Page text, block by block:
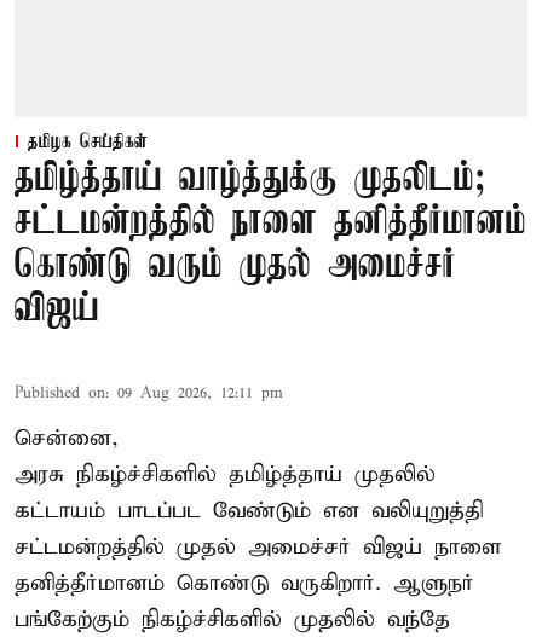
தமிழக செய்திகள்
தமிழ்த்தாய் வாழ்த்துக்கு முதலிடம்;
சட்டமன்றத்தில் நாளை தனித்தீர்மானம்
கொண்டு வரும் முதல் அமைச்சர்
விஜய்
Published on: 09 Aug 2026, 12:11 pm
சென்னை,
அரசு நிகழ்ச்சிகளில் தமிழ்த்தாய் முதலில்
கட்டாயம் பாடப்பட வேண்டும் என வலியுறுத்தி
சட்டமன்றத்தில் முதல் அமைச்சர் விஜய் நாளை
தனித்தீர்மானம் கொண்டு வருகிறார். ஆளுநர்
பங்கேற்கும் நிகழ்ச்சிகளில் முதலில் வந்தே